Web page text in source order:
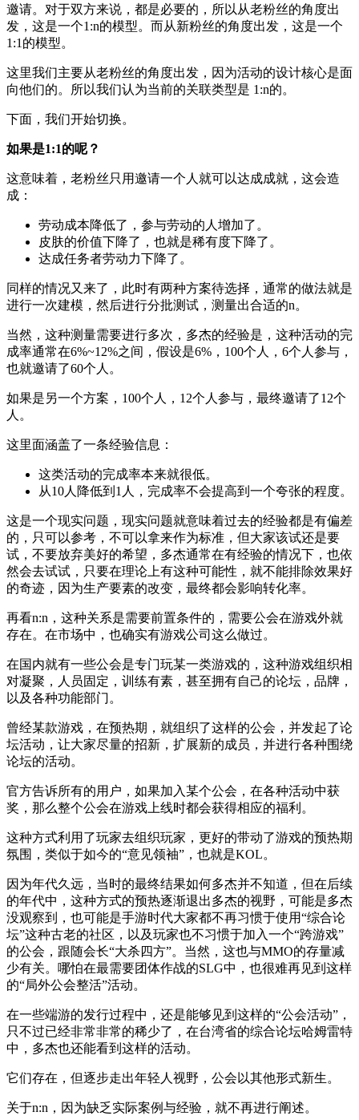
邀请。对于双方来说，都是必要的，所以从老粉丝的角度出
发，这是一个1:n的模型。而从新粉丝的角度出发，这是一个
1:1的模型。
这里我们主要从老粉丝的角度出发，因为活动的设计核心是面
向他们的。所以我们认为当前的关联类型是 1:n的。
下面，我们开始切换。
如果是1:1的呢？
这意味着，老粉丝只用邀请一个人就可以达成成就，这会造
成：
劳动成本降低了，参与劳动的人增加了。
皮肤的价值下降了，也就是稀有度下降了。
达成任务者劳动力下降了。
同样的情况又来了，此时有两种方案待选择，通常的做法就是
进行一次建模，然后进行分批测试，测量出合适的n。
当然，这种测量需要进行多次，多杰的经验是，这种活动的完
成率通常在6%~12%之间，假设是6%，100个人，6个人参与，
也就邀请了60个人。
如果是另一个方案，100个人，12个人参与，最终邀请了12个
人。
这里面涵盖了一条经验信息：
这类活动的完成率本来就很低。
从10人降低到1人，完成率不会提高到一个夸张的程度。
这是一个现实问题，现实问题就意味着过去的经验都是有偏差
的，只可以参考，不可以拿来作为标准，但大家该试还是要
试，不要放弃美好的希望，多杰通常在有经验的情况下，也依
然会去试试，只要在理论上有这种可能性，就不能排除效果好
的奇迹，因为生产要素的改变，最终都会影响转化率。
再看n:n，这种关系是需要前置条件的，需要公会在游戏外就
存在。在市场中，也确实有游戏公司这么做过。
在国内就有一些公会是专门玩某一类游戏的，这种游戏组织相
对凝聚，人员固定，训练有素，甚至拥有自己的论坛，品牌，
以及各种功能部门。
曾经某款游戏，在预热期，就组织了这样的公会，并发起了论
坛活动，让大家尽量的招新，扩展新的成员，并进行各种围绕
论坛的活动。
官方告诉所有的用户，如果加入某个公会，在各种活动中获
奖，那么整个公会在游戏上线时都会获得相应的福利。
这种方式利用了玩家去组织玩家，更好的带动了游戏的预热期
氛围，类似于如今的“意见领袖”，也就是KOL。
因为年代久远，当时的最终结果如何多杰并不知道，但在后续
的年代中，这种方式的预热逐渐退出多杰的视野，可能是多杰
没观察到，也可能是手游时代大家都不再习惯于使用“综合论
坛”这种古老的社区，以及玩家也不习惯于加入一个“跨游戏”
的公会，跟随会长“大杀四方”。当然，这也与MMO的存量减
少有关。哪怕在最需要团体作战的SLG中，也很难再见到这样
的“局外公会整活”活动。
在一些端游的发行过程中，还是能够见到这样的“公会活动”，
只不过已经非常非常的稀少了，在台湾省的综合论坛哈姆雷特
中，多杰也还能看到这样的活动。
它们存在，但逐步走出年轻人视野，公会以其他形式新生。
关于n:n，因为缺乏实际案例与经验，就不再进行阐述。